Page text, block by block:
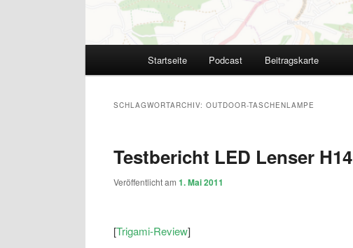
Startseite Podcast Beitragskarte
SCHLAGWORTARCHIV: OUTDOOR-TASCHENLAMPE
Testbericht LED Lenser H14
Veröffentlicht am 1. Mai 2011
[Trigami-Review]